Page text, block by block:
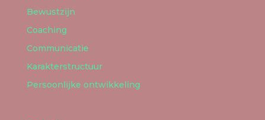
Bewustzijn
Coaching
Communicatie
Karakterstructuur
Persoonlijke ontwikkeling